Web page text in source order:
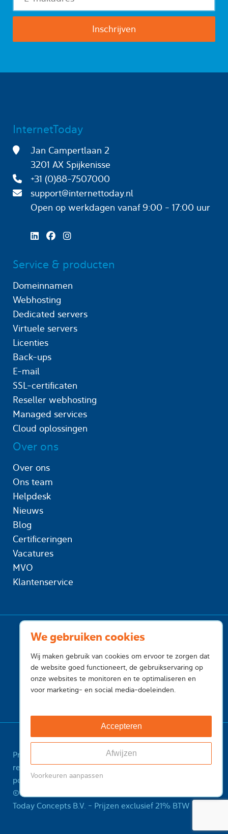
We gebruiken cookies
Wij maken gebruik van cookies om ervoor te zorgen dat
de website goed functioneert, de gebruikservaring op
onze websites te monitoren en te optimaliseren en
voor marketing- en social media-doeleinden.
Accepteren
Afwijzen
Voorkeuren aanpassen
InternetToday
Jan Campertlaan 2
3201 AX Spijkenisse
+31 (0)88-7507000
support@internettoday.nl
Open op werkdagen
vanaf 9:00 - 17:00 uur
Service & producten
Domeinnamen
Webhosting
Dedicated servers
Virtuele servers
Licenties
Back-ups
E-mail
SSL-certificaten
Reseller webhosting
Managed services
Cloud oplossingen
Over ons
Over ons
Ons team
Helpdesk
Nieuws
Blog
Certificeringen
Vacatures
MVO
Klantenservice
Privacy Voorwaarden
registry
Feedback Sitemap
ICANN Registrant
policy
Misbruik melden
© 2001-2026 InternetToday, is een handelsnaam van
Today Concepts B.V. - Prijzen exclusief 21% BTW